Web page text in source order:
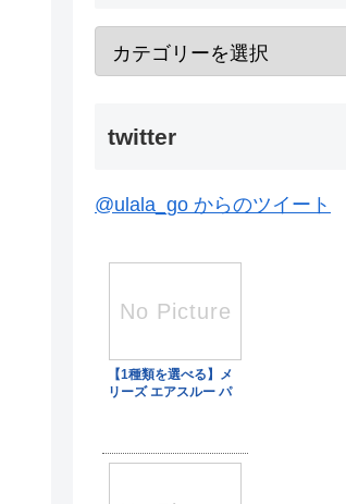
twitter
@ulala_go からのツイート